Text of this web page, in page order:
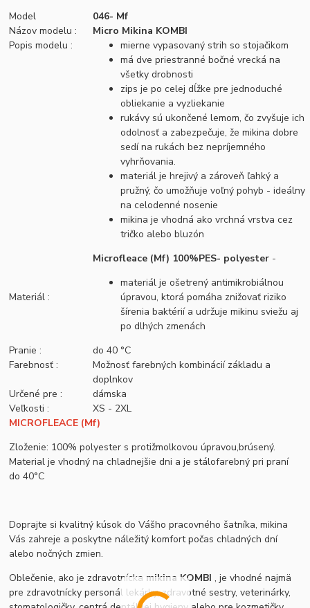
Model
046- Mf
Názov modelu :
Micro Mikina KOMBI
Popis modelu :
mierne vypasovaný strih so stojačikom
má dve priestranné bočné vrecká na
všetky drobnosti
zips je po celej dĺžke pre jednoduché
obliekanie a vyzliekanie
rukávy sú ukončené lemom, čo zvyšuje ich
odolnosť a zabezpečuje, že mikina dobre
sedí na rukách bez nepríjemného
vyhrňovania.
materiál je hrejivý a zároveň ľahký a
pružný, čo umožňuje voľný pohyb - ideálny
na celodenné nosenie
mikina je vhodná ako vrchná vrstva cez
tričko alebo bluzón
Materiál :
Microfleace (Mf) 100%PES- polyester -
materiál je ošetrený antimikrobiálnou
úpravou, ktorá pomáha znižovať riziko
šírenia baktérií a udržuje mikinu sviežu aj
po dlhých zmenách
Pranie :
do 40 °C
Farebnosť :
Možnosť farebných kombinácií základu a
doplnkov
Určené pre :
dámska
Veľkosti :
XS - 2XL
MICROFLEACE (Mf)
Zloženie: 100% polyester s protižmolkovou úpravou,brúsený.
Material je vhodný na chladnejšie dni a je stálofarebný pri praní
do 40°C
Doprajte si kvalitný kúsok do Vášho pracovného šatníka, mikina
Vás zahreje a poskytne náležitý komfort počas chladných dní
alebo nočných zmien.
Oblečenie, ako je zdravotnícka mikina KOMBI , je vhodné najmä
pre zdravotnícky personál lekárky, zdravotné sestry, veterinárky,